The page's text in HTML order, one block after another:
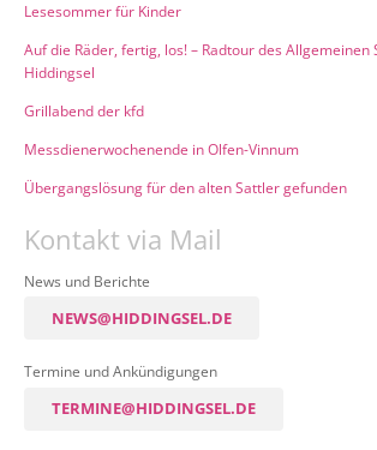
Lesesommer für Kinder
Auf die Räder, fertig, los! – Radtour des Allgemeinen
Hiddingsel
Grillabend der kfd
Messdienerwochenende in Olfen-Vinnum
Übergangslösung für den alten Sattler gefunden
Kontakt via Mail
News und Berichte
NEWS@HIDDINGSEL.DE
Termine und Ankündigungen
TERMINE@HIDDINGSEL.DE